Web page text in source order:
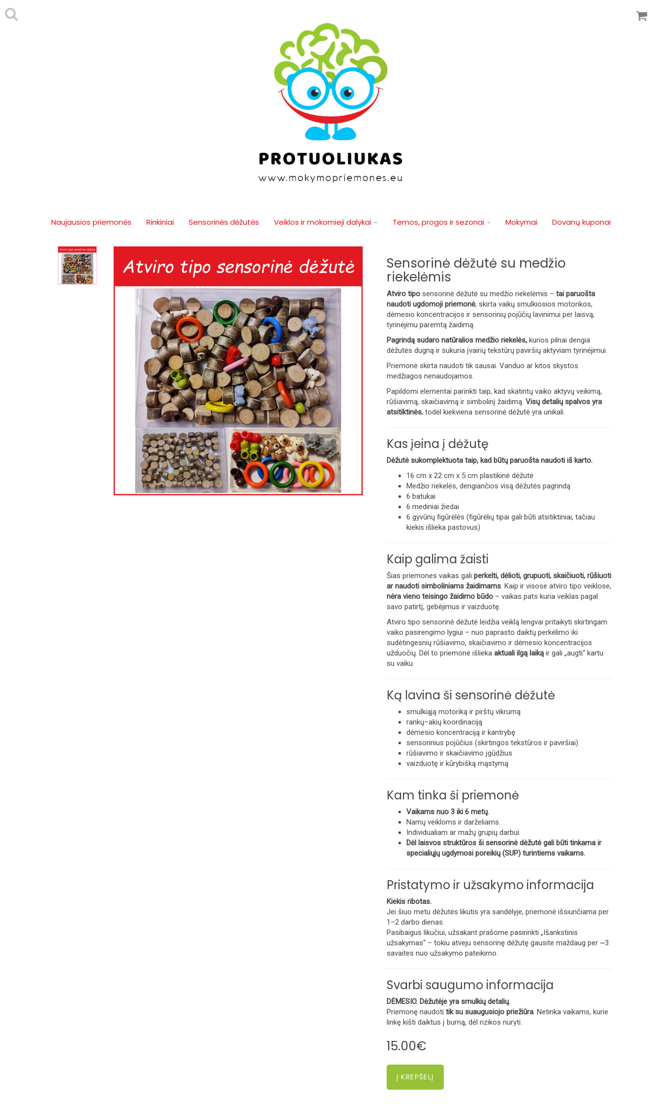
Naujausios priemonės Rinkiniai Sensorinės dėžutės Veiklos ir mokomieji dalykai Temos, progos ir sezonai Mokymai Dovanų kuponai
Sensorinė dėžutė su medžio
riekelėmis
Atviro tipo sensorinė dėžutė su medžio riekelėmis – tai paruošta
naudoti ugdomoji priemonė, skirta vaikų smulkiosios motorikos,
dėmesio koncentracijos ir sensorinių pojūčių lavinimui per laisvą,
tyrinėjimu paremtą žaidimą.
Pagrindą sudaro natūralios medžio riekelės,kurios pilnai dengia
dėžutės dugnąir sukuria įvairių tekstūrų paviršių aktyviam tyrinėjimui.
Priemonė skirta naudoti tik sausai. Vanduo ar kitos skystos
medžiagos nenaudojamos.
Papildomi elementai parinkti taip, kad skatintų vaiko aktyvų veikimą,
rūšiavimą, skaičiavimą ir simbolinį žaidimą. Visų detalių spalvos yra
atsitiktinės, todėl kiekviena sensorinė dėžutė yra unikali.
Kas įeina į dėžutę
Dėžutė sukomplektuota taip, kad būtų paruošta naudoti iš karto.
16 cm x 22 cm x 5 cm plastikinė dėžutė
Medžio riekelės, dengiančios visą dėžutės pagrindą
6 batukai
6 mediniai žiedai
6 gyvūnų figūrėlės (figūrėlių tipai gali būti atsitiktiniai, tačiau
kiekis išlieka pastovus)
Kaip galima žaisti
Šias priemones vaikas gali perkelti, dėlioti, grupuoti, skaičiuoti, rūšiuoti
ar naudoti simboliniams žaidimams. Kaip ir visose atviro tipo veiklose,
nėra vieno teisingo žaidimo būdo– vaikas pats kuria veiklas pagal
savo patirtį, gebėjimus ir vaizduotę.
Atviro tipo sensorinė dėžutė leidžia veiklą lengvai pritaikyti skirtingam
vaiko pasirengimo lygiui – nuo paprasto daiktų perkėlimo iki
sudėtingesnių rūšiavimo, skaičiavimo ir dėmesio koncentracijos
užduočių. Dėl to priemonė išlieka aktuali ilgą laikąir gali „augti“ kartu
su vaiku.
Ką lavina ši sensorinė dėžutė
smulkiąją motoriką ir pirštų vikrumą
rankų–akių koordinaciją
dėmesio koncentraciją ir kantrybę
sensorinius pojūčius (skirtingos tekstūros ir paviršiai)
rūšiavimo ir skaičiavimo įgūdžius
vaizduotę ir kūrybišką mąstymą
Kam tinka ši priemonė
Vaikams nuo 3 iki 6 metų.
Namų veikloms ir darželiams.
Individualiam ar mažų grupių darbui.
Dėl laisvos struktūros ši sensorinė dėžutė gali būti tinkama ir
specialiųjų ugdymosi poreikių (SUP) turintiems vaikams.
Pristatymo ir užsakymo informacija
Kiekis ribotas.
Jei šiuo metu dėžutės likutis yra sandėlyje, priemonė išsiunčiama per
1–2 darbo dienas.
Pasibaigus likučiui, užsakant prašome pasirinkti „Išankstinis
užsakymas“ – tokiu atveju sensorinę dėžutę gausite maždaug per ~3
savaites nuo užsakymo pateikimo.
Svarbi saugumo informacija
DĖMESIO. Dėžutėje yra smulkių detalių.
Priemonę naudoti tik su suaugusiojo priežiūra. Netinka vaikams, kurie
linkę kišti daiktus į burną, dėl rizikos nuryti.
15.00€